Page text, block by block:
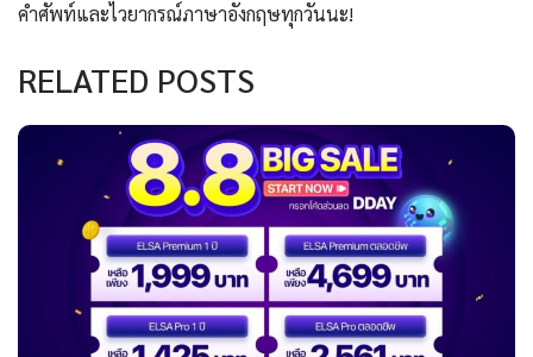
คำศัพท์และไวยากรณ์ภาษาอังกฤษทุกวันนะ!
RELATED POSTS